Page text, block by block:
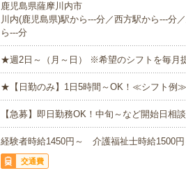
鹿児島県薩摩川内市
川内(鹿児島県)駅から---分／西方駅から---分
ら---分
★週2日～（月～日） ※希望のシフトを毎月
★【日勤のみ】1日5時間～OK！≪シフト例
【急募】即日勤務OK！中旬～など開始日
経験者時給1450円～ 介護福祉士時給1500
交通費